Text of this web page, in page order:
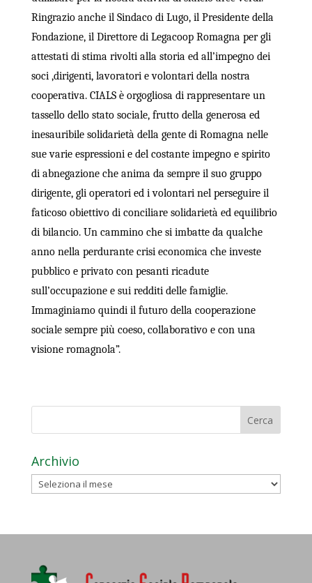
Ringrazio anche il Sindaco di Lugo, il Presidente della
Fondazione, il Direttore di Legacoop Romagna per gli
attestati di stima rivolti alla storia ed all’impegno dei
soci ,dirigenti, lavoratori e volontari della nostra
cooperativa. CIALS è orgogliosa di rappresentare un
tassello dello stato sociale, frutto della generosa ed
inesauribile solidarietà della gente di Romagna nelle
sue varie espressioni e del costante impegno e spirito
di abnegazione che anima da sempre il suo gruppo
dirigente, gli operatori ed i volontari nel perseguire il
faticoso obiettivo di conciliare solidarietà ed equilibrio
di bilancio. Un cammino che si imbatte da qualche
anno nella perdurante crisi economica che investe
pubblico e privato con pesanti ricadute
sull’occupazione e sui redditi delle famiglie.
Immaginiamo quindi il futuro della cooperazione
sociale sempre più coeso, collaborativo e con una
visione romagnola”.
Archivio
Archivio